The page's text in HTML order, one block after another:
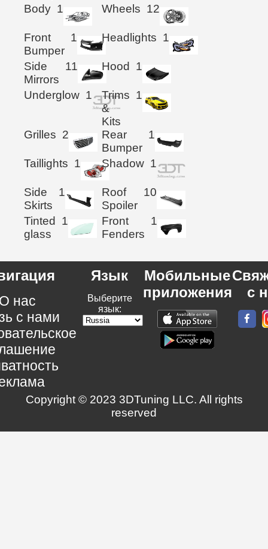
Body 1 Wheels 12
Front
Bumper
1 Headlights 1
Side
Mirrors
11 Hood 1
Underglow 1
Trims
&
Kits
1
Grilles 2
Rear
Bumper
1
Taillights 1 Shadow 1
Side
Skirts
1
Roof
Spoiler
10
Tinted
glass
1
Front
Fenders
1
нас
с нами
Язык
Выберите
язык:
Мобильные
приложения
с
Copyright © 2023 3DTuning LLC. All rights
reserved